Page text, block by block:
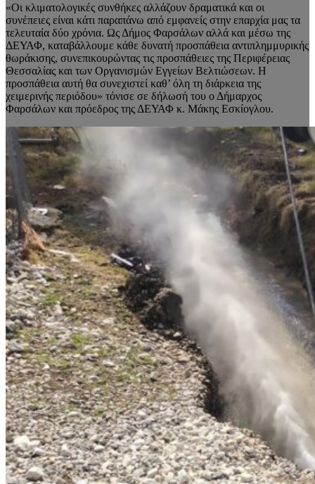
«Οι κλιματολογικές συνθήκες αλλάζουν δραματικά και οι
συνέπειες είναι κάτι παραπάνω από εμφανείς στην επαρχία μας τα
τελευταία δύο χρόνια. Ως Δήμος Φαρσάλων αλλά και μέσω της
ΔΕΥΑΦ, καταβάλλουμε κάθε δυνατή προσπάθεια αντιπλημμυρικής
θωράκισης, συνεπικουρώντας τις προσπάθειες της Περιφέρειας
Θεσσαλίας και των Οργανισμών Εγγείων Βελτιώσεων. Η
προσπάθεια αυτή θα συνεχιστεί καθ’ όλη τη διάρκεια της
χειμερινής περιόδου» τόνισε σε δήλωσή του ο Δήμαρχος
Φαρσάλων και πρόεδρος της ΔΕΥΑΦ κ. Μάκης Εσκίογλου.